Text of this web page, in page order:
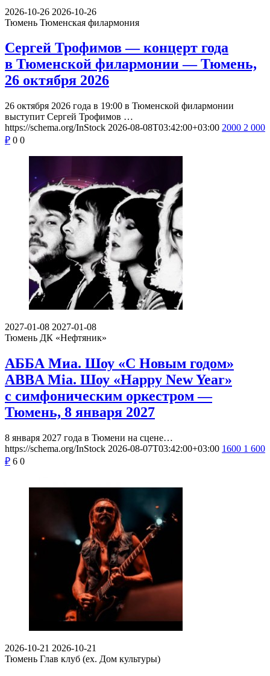
2026-10-26 2026-10-26
Тюмень Тюменская филармония
Сергей Трофимов — концерт года
в Тюменской филармонии — Тюмень,
26 октября 2026
26 октября 2026 года в 19:00 в Тюменской филармонии
выступит Сергей Трофимов …
https://schema.org/InStock 2026-08-08T03:42:00+03:00 2000 2 000
₽ 0 0
2027-01-08 2027-01-08
Тюмень ДК «Нефтяник»
АББА Миа. Шоу «С Новым годом»
ABBA Mia. Шоу «Happy New Year»
с симфоническим оркестром —
Тюмень, 8 января 2027
8 января 2027 года в Тюмени на сцене…
https://schema.org/InStock 2026-08-07T03:42:00+03:00 1600 1 600
₽ 6 0
2026-10-21 2026-10-21
Тюмень Глав клуб (ex. Дом культуры)